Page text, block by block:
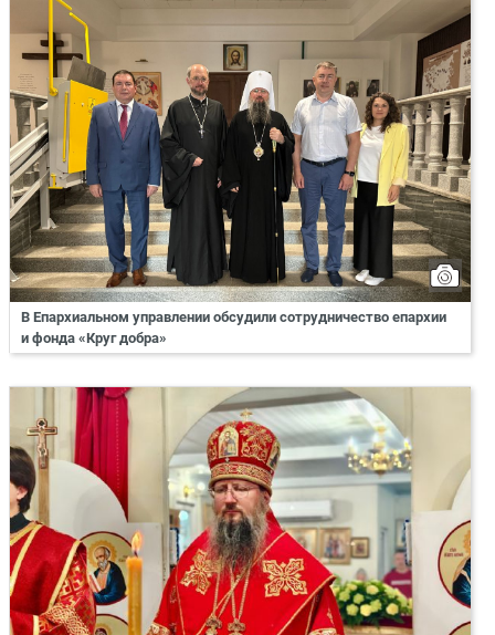
В Епархиальном управлении обсудили сотрудничество епархии
и фонда «Круг добра»